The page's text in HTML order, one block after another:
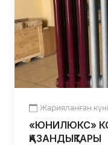
Жарияланған
«ЮНИЛЮКС»
ҚАЗАНДЫҚТАРЫ